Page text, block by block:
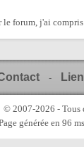
le forum, j'ai
-
© 2007-2026 - Tous
générée en 96